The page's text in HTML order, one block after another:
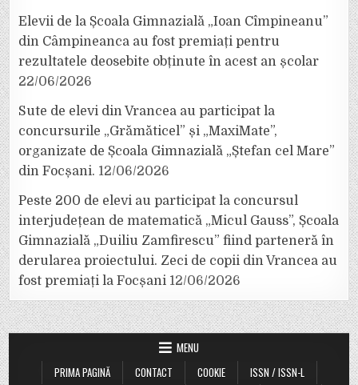
Elevii de la Școala Gimnazială „Ioan Cîmpineanu”
din Câmpineanca au fost premiați pentru
rezultatele deosebite obținute în acest an școlar
22/06/2026
Sute de elevi din Vrancea au participat la
concursurile „Grămăticel” și „MaxiMate”,
organizate de Școala Gimnazială „Ștefan cel Mare”
din Focșani. 12/06/2026
Peste 200 de elevi au participat la concursul
interjudețean de matematică „Micul Gauss”, Școala
Gimnazială „Duiliu Zamfirescu” fiind parteneră în
derularea proiectului. Zeci de copii din Vrancea au
fost premiați la Focșani 12/06/2026
MENU
PRIMA PAGINĂ
CONTACT COOKIE
ISSN / ISSN-L